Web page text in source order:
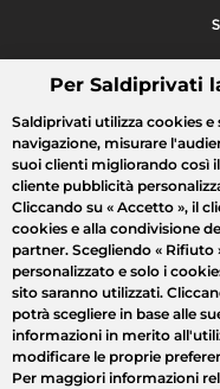
Cosa cerchi?
Tutte le vendite Moda
Per Saldiprivati
Saldiprivati utilizza cookies
navigazione, misurare
suoi clienti migliorando così
cliente pubblicità
Cliccando su « Accetto », il
cookies e alla condivisione
partner. Scegliendo « Rifiuto
personalizzato e solo i
sito saranno utilizzati.
potrà scegliere in base alle
informazioni in merito
modificare le proprie
Per maggiori informazioni